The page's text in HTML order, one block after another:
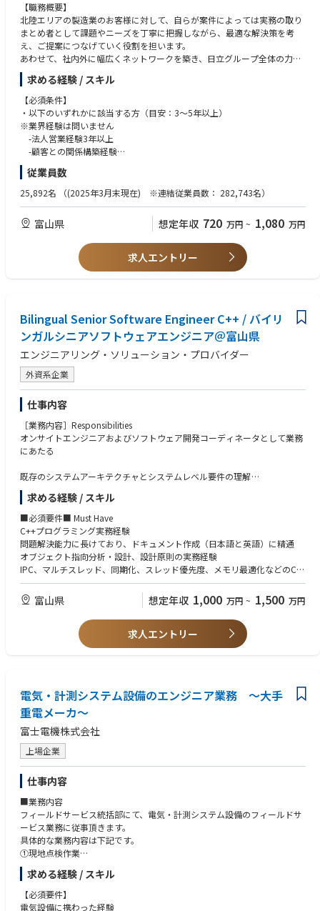
【職務概要】
北陸エリアの製造業のお客様に対して、自らが案件によっては実務の取り
まとめ者として課題やニーズを丁寧に把握しながら、最適な解決策を考
え、ご提案につなげていく役割を担います。
あわせて、社内外に幅広くネットワークを築き、日立グループ全体の力を
活かした新たな活用シーンを見つけながら、既存・新規
ビジネスの拡大にもつなげていきます。
また、市場や技術の動きだけでなく、業界全体のトレンドやニーズも踏ま
えながら、お客様の事業成長に寄り添っていくことが
期待されています。
入社後は、上位者や先輩社員のサポートのもと、担当顧客への提案活動を
通じて業界知識やソリューション理解を深めていただきます。
【職務詳細】
・担当業務の実務の取りまとめ者として、顧客の課題やニーズを把握、分
析し、自社・グループ会社製品やソリューション、サービスを提案するこ
とにより新規ビジネスの受注拡大につなげていただきます。
・社内・グループ会社の関係部門との人脈を構築し、様々な顧客課題に対
・産業分野のビジネス範囲（IT・OT・プロダクト・DX・コンサル）は幅
広く、また顧客課題毎に同じ提案内容はありませんが、
【ポジションの魅力・やりがい・キャリアパス】
・日立および日立グループが保有する製品やソリューション、サービスの
総合力を活かし、製造業のお客様経営課題を解決するとともに、地域社会
に貢献できる業務に携わることができます。
・産業業界（製造業）以外の業種のお客さまを担当している営業の方々と
の情報共有を活用し、自身の担当顧客に対する新規事業や新サービスの創
出・事業化の提案が行えます。
・基本的にはチームとして成果を出すことをめざして取り組みます。
【働く環境】
・配属先⇒電力・産業営業部 産業システムグループ
メンバーは30代～50代で構成されており、風通しの良い職場環境です。
・働き方改革にも力を入れており、年休取得促進、時間外労働短縮などメ
リハリのある職場づくりを推進しています。
・在宅勤務は週1～2回程度、その他はお客様先に直接訪問いただくなど、
柔軟に対応可能です。
・入社後は、上位者や先輩社員のサポートのもと、担当顧客への提案活動
を通じて業界知識やソリューション理解を深めていただきます。
※上記内容は、募集開始時点の内容であり、入社後必要に応じて変更とな
る場合がございます。予めご了承ください。
求める経験 / スキル
【必須条件】
・以下のいずれかに該当する方（目安：3～5年以上）
※業界経験は問いません
-法人営業経験3年以上
-顧客との関係構築経験
-周囲と協力して業務を進めることができる方
・運転免許をお持ちの方
【歓迎条件】
・富山県、もしくは北陸地域で長く働きたいと思っている方
・製造業向けアカウント営業経験
・IT/OT分野全般の基本的な知識をお持ちの方
・社内外のステークホルダーと信頼関係を構築し、ビジネスを展開できる
【求める人物像】※期待行動・コンピテンシー等
【全職種共通（日立グループ コア・コンピテンシー）】
・People Champion（一人ひとりを活かす）：
多様な人財を活かすために、お互いを信頼しパフォーマンスを最大限に
発揮できる安心安全な職場(インクルーシブな職場)をつくり、積極的な発
言と成長を支援する。
・Customer & Society Focus（顧客・社会起点で考える）：
社会を起点に課題を捉え、常に誠実に行動することを忘れずに、社内外
の関係者と協創で成果に責任を持って社会に貢献する。
・Innovation（イノベーションを起こす）：
新しい価値を生み出すために、情熱を持って学び、現状に挑戦し、素早
・強固な顧客関係を構築し、顧客中心のソリューションを提供する。
・効率的な問題解決のため、複雑かつ膨大な情報を、多方面から様々な切
り口で分析する
・コミットメント(約束や責務)を遂行するために、自分および他者に対す
る説明責任を負う。
・多種多様な手段によるコミュニケーションを検討し展開する。これによ
り、さまざまな関係者が持つ固有のニーズを明確に理解していることを伝
・さまざまなグループの人々とオープンに接し、親しみやすい関係を構築
従業員数
25,892名 （(2025年3月末現在) ※連結従業員数： 282,743名）
富山県 想定年収 720 万円 ~ 1,080 万円
求人エントリー
Bilingual Senior Software Engineer C++ / バイリ
ンガルシニアソフトウェアエンジニア＠富山県
エンジニアリング・ソリューション・プロバイダー
外資系企業
仕事内容
［業務内容］Responsibilities
オンサイトエンジニアおよびソフトウェア開発コーディネータとして業務
にあたる
既存のシステムアーキテクチャとシステムレベル要件の理解
顧客の各部門と密に連携を取り、要件を把握
要件の把握・分析を行い、他のモジュールへの影響/依存性を理解する
英語/日本語での仕様書の作成/更新
オブジェクト指向設計を進め、他の依存モジュールリーダーと相談・確認
設計に基づき、C++開発と検証を実施
ソースコードのベンチマークレベルのバージョン管理、品質管理、単体テ
スト、コードカバレッジなどを確実に行う
実機上でのソフトウェア動作を検証し、テストで見つかった不具合の修正
QA認定試験での顧客サポートを実施
Play as onsite engineer and collaborate with different divisions for softw
s
Collaborate closely with different divisions of customer to capture the re
quirements
Capture and analyze requirements and understand its impacts/depende
ncy to other modules
Prepare/update the specification documents in Japanese/English
Prepare object-oriented design and confirm with other dependent modu
le leaders
Perform C++ implementation and validations based on the design.
Ensure source code versioning, quality, Unit testing, C0 to the benchmark
ed level.
Report progress, risks and problems to customer as required
Validate software on Equipment, fix issues found during testing
求める経験 / スキル
■必須要件■ Must Have
C++プログラミング実務経験
問題解決能力に長けており、ドキュメント作成（日本語と英語）に精通
オブジェクト指向分析・設計、設計原則の実務経験
IPC、マルチスレッド、同期化、スレッド優先度、メモリ最適化などのC+
+プログラミングの実務経験
マルチレイヤーアプリケーション開発およびインテグレーション経験
優れたコミュニケーション能力とチームワーク
Experience in C++ Programming
Excellent problem-solving skills and documentation skills (Japanese & En
Hands own experience C++ Programming and handling IPC, Multithreadi
ng and Synchronization, Thread Priority, Memory optimization etc.
Hands own experience in multi-layer application development & integrat
ion
Excellent communication and teamwork skills
■尚可要件■ Good to Have
makefileルールなどVxWorksビルド環境の知識
VxWorksシステムAPIおよびライブラリ、VxWorks内部タスク、メモリなど
の知識
半導体生産分野での経験
SECS/GEM、EDAのようなSEMIコンダクタ業界の規格の理解
装置(機械)制御ソフトウェア開発の経験
オンサイト+オフショアプロジェクト実行経験
Knowledge of VxWorks build environment like make file rules
Knowledge of VxWorks System APIs & Libraries, VxWorks internals Task,
富山県 想定年収 1,000 万円 ~ 1,500 万円
求人エントリー
電気・計測システム設備のエンジニア業務 ～大手
重電メーカ～
富士電機株式会社
上場企業
仕事内容
■業務内容
フィールドサービス統括部にて、電気・計測システム設備のフィールドサ
ービス業務に従事頂きます。
具体的な業務内容は下記です。
①現地点検作業
②更新・保守計画の提案
③メンテナンス業務立案、現地取り纏め
■勤務地
求める経験 / スキル
【必須要件】
電気設備に携わった経験